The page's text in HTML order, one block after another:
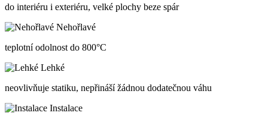
do interiéru i exteriéru, velké plochy beze spár
Nehořlavé
teplotní odolnost do 800°C
Lehké
neovlivňuje statiku, nepřináší žádnou dodatečnou váhu
Instalace